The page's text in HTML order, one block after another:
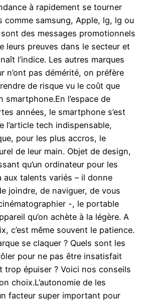
à rapidement se tourner
comme samsung, Apple, lg, lg ou
des messages promotionnels
leurs preuves dans le secteur et
l’indice. Les autres marques
n’ont pas démérité, on préfère
de risque vu le coût que
smartphone.En l’espace de
années, le smartphone s’est
l’article tech indispensable,
pour les plus accros, le
de leur main. Objet de design,
qu’un ordinateur pour les
aux talents variés – il donne
joindre, de naviguer, de vous
-, le portable
qu’on achète à la légère. A
c’est même souvent le patience.
se claquer ? Quels sont les
pour ne pas être insatisfait
trop épuiser ? Voici nos conseils
choix.L’autonomie de les
facteur super important pour